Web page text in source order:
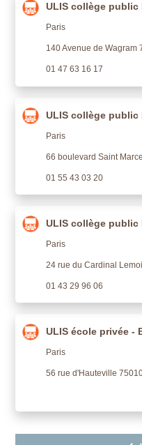
ULIS collège public
Paris
140 Avenue de Wagram
01 47 63 16 17
ULIS collège public
Paris
66 boulevard Saint
01 55 43 03 20
ULIS collège public
Paris
24 rue du Cardinal
01 43 29 96 06
ULIS école privée -
Paris
56 rue d'Hauteville